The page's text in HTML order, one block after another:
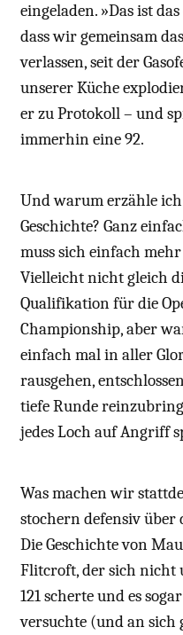
eingeladen. »Das ist
dass wir gemeinsam
verlassen, seit der
unserer Küche
er zu Protokoll – und
immerhin eine 92.
Und warum erzähle ich
Geschichte? Ganz
muss sich einfach
Vielleicht nicht gleich
Qualifikation für die
Championship, aber
einfach mal in aller
rausgehen,
tiefe Runde
jedes Loch auf Angriff
Was machen wir
stochern defensiv über
Die Geschichte von
Flitcroft, der sich nicht
121 scherte und es
versuchte (und an sich